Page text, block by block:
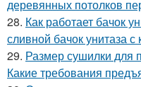
деревянных потолков
28. Как работает бачок
сливной бачок унитаза с
29. Размер сушилки для
Какие требования